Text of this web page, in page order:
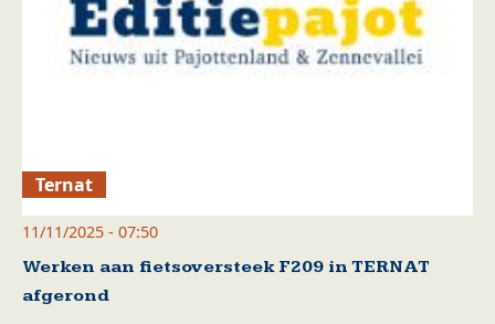
Ternat
11/11/2025 - 07:50
Werken aan fietsoversteek F209 in TERNAT
afgerond